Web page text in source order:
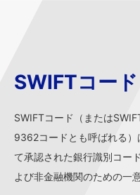
SWIFTコー
SWIFTコード（または
9362コードとも呼ばれる
て承認された銀行識別コー
よび非金融機関のための一